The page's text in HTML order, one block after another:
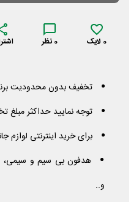
0 لایک 0 نظر
تخفیف بدون محدودیت برند
توجه نمایید حداکثر مبلغ تخفیف 500 هزار
برای خرید اینترنتی لوازم
هدفون بی سیم و
و..